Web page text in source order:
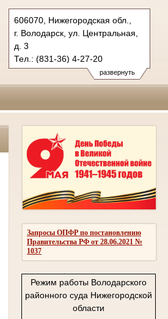
развернуть
606070, Нижегородская обл.,
г. Володарск, ул. Центральная,
д. 3
Тел.: (831-36) 4-27-20
volodarsky.nnov@sudrf.ru
Запросы ОПФР по постановлению
Правительства РФ от 28.06.2021 №
1037
Режим работы Володарского
районного суда Нижегородской
области